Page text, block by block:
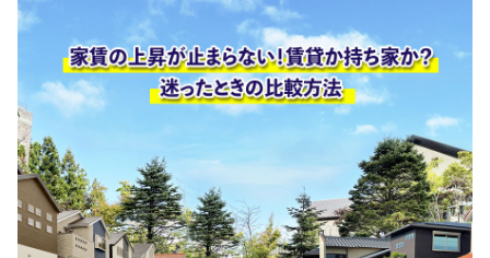
ら
役
立
つ
情
報
を
お
届
け